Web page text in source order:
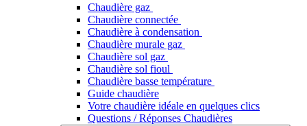
Chaudière gaz
Chaudière connectée
Chaudière à condensation
Chaudière murale gaz
Chaudière sol gaz
Chaudière sol fioul
Chaudière basse température
Guide chaudière
Votre chaudière idéale en quelques clics
Questions / Réponses Chaudières